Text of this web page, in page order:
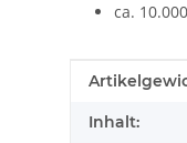
ca.
Wert
Inhalt: